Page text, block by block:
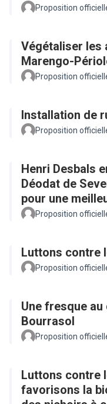
Proposition
Végétaliser les
Marengo-
Proposition
Installation de
Proposition
Henri Desbals
Déodat de
pour une
Proposition
Luttons contre
Proposition
Une fresque
Bourrasol
Proposition
Luttons contre
favorisons la